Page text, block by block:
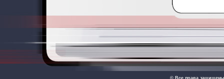
© Все права защищены